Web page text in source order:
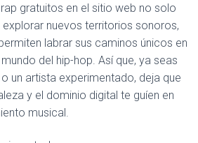
gratuitos en el sitio web no solo
nuevos territorios sonoros,
labrar sus caminos únicos en
del hip-hop. Así que, ya seas
un artista experimentado, deja que
y el dominio digital te guíen en
musical.